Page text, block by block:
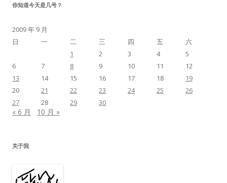
你知道今天是几号？
2009 年 9 月
日
一 二 三 四 五
六
1
2 3 4
5
6
7 8 9 10 11
12
13
14 15 16 17 18
19
20
21 22 23 24 25
26
27
28 29 30
« 6 月 10 月 »
关于我